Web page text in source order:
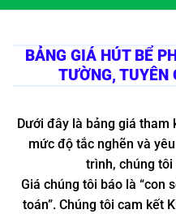
BẢNG GIÁ HÚT BỂ
TƯỜNG, TUYÊN
Dưới đây là bảng giá tham
mức độ tắc nghẽn và
trình, chúng tôi
Giá chúng tôi báo là “con
toán”. Chúng tôi cam kết